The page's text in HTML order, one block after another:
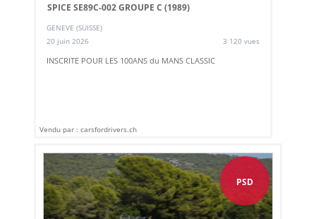
SPICE SE89C-002 GROUPE C (1989)
GENEVE (SUISSE)
20 juin 2026
3 120 vues
INSCRITE POUR LES 100ANS du MANS CLASSIC
Vendu par : carsfordrivers.ch
PSD